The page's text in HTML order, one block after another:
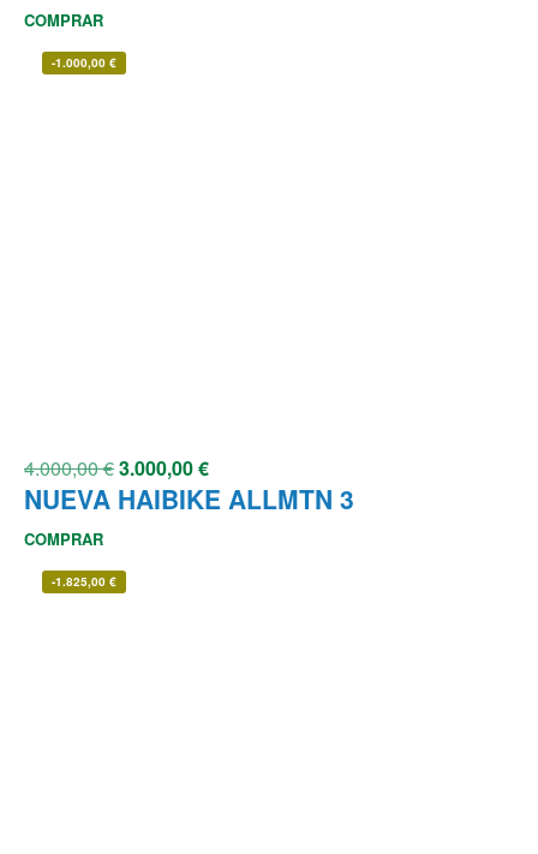
COMPRAR
-1.000,00 €
4.000,00€3.000,00€
NUEVA HAIBIKE ALLMTN 3
COMPRAR
-1.825,00 €